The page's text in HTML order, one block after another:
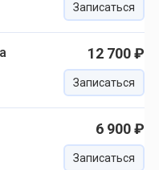
Записаться
12 700 ₽
Записаться
6 900 ₽
Записаться